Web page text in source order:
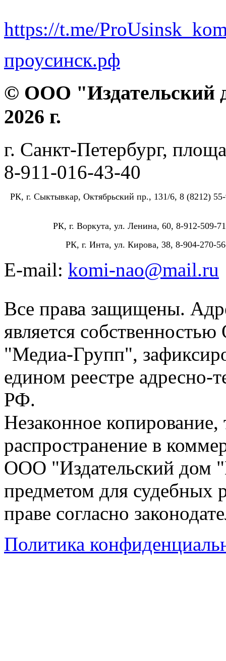
https://t.me/
проусинск.рф
© ООО "Издательский
2026 г.
г. Санкт-Петербург,
8-911-016-43-40
РК, г. Сыктывкар, Октябрьский пр., 131/6, 8 (8212)
РК, г. Воркута, ул. Ленина, 60, 8-912-509-
РК, г. Инта, ул. Кирова, 38, 8-904-270-
E-mail: komi-nao@mail.ru
Все права защищены.
является
"Медиа-Групп",
едином реестре адресно-
РФ.
Незаконное
распространение в
ООО "Издательский дом
предметом для судебных
праве согласно
Политика